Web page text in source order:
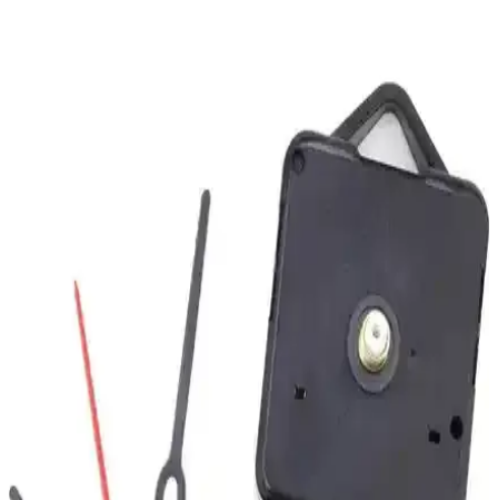
Saati Şık ve Dayanıklı Tasarım Özellikleri
27 cm çapında, dayanıklı cam ve sessiz mekanizmasıyla estetik ve
fonksiyonel Saban duvar saati, kolay montaj ve temizlik
Carven Duvar Saati: Sessiz Çalışma ve Modern
Tasarım ile Şık Dekoratif Seçenek
Carven duvar saati, sessiz mekanizması ve modern tasarımıyla öne
çıkar. Dayanıklı yapısı ve şık görünümüyle çeşitli iç mekanlara
uyum sağlar, yüksek müşteri memnuniyeti ile tercih edilir.
Saban Çap 27cm Bronz El Dekoratif Cam Duvar
Saati Ev ve Ofis İçin Şık Tasarım
Saban Çap 27cm bronz el dekoratif cam duvar saati, estetik ve
dayanıklı tasarımıyla ev ve ofis dekorasyonunuza şıklık katıyor,
sessiz çalışmasıyla kullanım konforu sunuyor.